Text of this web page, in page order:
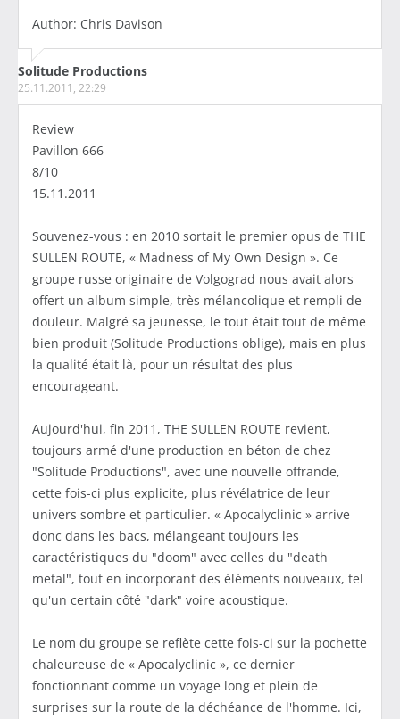
Author: Chris Davison
Solitude Productions
25.11.2011, 22:29
Review
Pavillon 666
8/10
15.11.2011
Souvenez-vous : en 2010 sortait le premier opus de THE
SULLEN ROUTE, « Madness of My Own Design ». Ce
groupe russe originaire de Volgograd nous avait alors
offert un album simple, très mélancolique et rempli de
douleur. Malgré sa jeunesse, le tout était tout de même
bien produit (Solitude Productions oblige), mais en plus
la qualité était là, pour un résultat des plus
encourageant.
Aujourd'hui, fin 2011, THE SULLEN ROUTE revient,
toujours armé d'une production en béton de chez
"Solitude Productions", avec une nouvelle offrande,
cette fois-ci plus explicite, plus révélatrice de leur
univers sombre et particulier. « Apocalyclinic » arrive
donc dans les bacs, mélangeant toujours les
caractéristiques du "doom" avec celles du "death
metal", tout en incorporant des éléments nouveaux, tel
qu'un certain côté "dark" voire acoustique.
Le nom du groupe se reflète cette fois-ci sur la pochette
chaleureuse de « Apocalyclinic », ce dernier
fonctionnant comme un voyage long et plein de
surprises sur la route de la déchéance de l'homme. Ici,